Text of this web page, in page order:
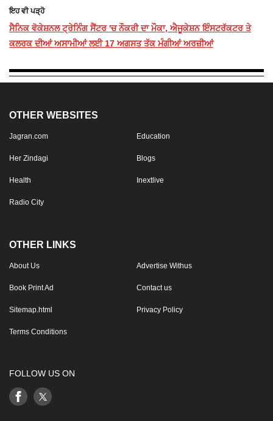
ਇਹ ਵੀ ਪੜ੍ਹੋ
ਸੈਨਿਕ ਵੋਕੇਸ਼ਨਲ ਟ੍ਰੇਨਿੰਗ ਸੈਂਟਰ 'ਚ ਨੌਕਰੀ ਦਾ ਮੌਕਾ, ਐਜੂਕੇਸ਼ਨ ਇੰਸਟਰੱਕਟਰ ਤੇ
ਕਲਰਕ ਦੀਆਂ ਅਸਾਮੀਆਂ ਲਈ 17 ਅਗਸਤ ਤੱਕ ਮੰਗੀਆਂ ਅਰਜ਼ੀਆਂ
OTHER WEBSITES
Jagran.com Education
Her Zindagi Blogs
Health Inextlive
Radio City
OTHER LINKS
About Us Advertise Withus
Book Print Ad Contact us
Sitemap.html Privacy Policy
Terms Conditions
FOLLOW US ON